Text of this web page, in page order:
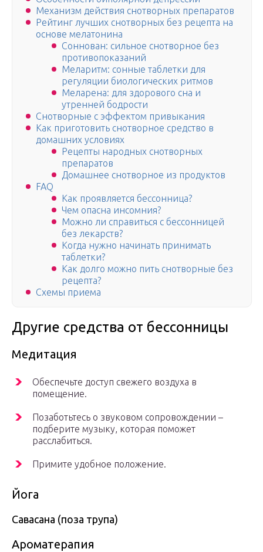
Механизм действия снотворных препаратов
Рейтинг лучших снотворных без рецепта на
основе мелатонина
Соннован: сильное снотворное без
противопоказаний
Меларитм: сонные таблетки для
регуляции биологических ритмов
Меларена: для здорового сна и
утренней бодрости
Снотворные с эффектом привыкания
Как приготовить снотворное средство в
домашних условиях
Рецепты народных снотворных
препаратов
Домашнее снотворное из продуктов
FAQ
Как проявляется бессонница?
Чем опасна инсомния?
Можно ли справиться с бессонницей
без лекарств?
Когда нужно начинать принимать
таблетки?
Как долго можно пить снотворные без
рецепта?
Схемы приема
Другие средства от бессонницы
Медитация
Обеспечьте доступ свежего воздуха в
помещение.
Позаботьтесь о звуковом сопровождении –
подберите музыку, которая поможет
расслабиться.
Примите удобное положение.
Йога
Савасана (поза трупа)
Ароматерапия